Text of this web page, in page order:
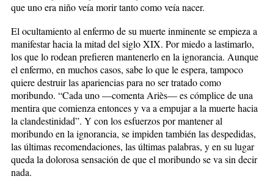
que uno era niño veía morir tanto como veía nacer.
El ocultamiento al enfermo de su muerte inminente se empieza a
manifestar hacia la mitad del siglo XIX. Por miedo a lastimarlo,
los que lo rodean prefieren mantenerlo en la ignorancia. Aunque
el enfermo, en muchos casos, sabe lo que le espera, tampoco
quiere destruir las apariencias para no ser tratado como
moribundo. “Cada uno —comenta Ariès— es cómplice de una
mentira que comienza entonces y va a empujar a la muerte hacia
la clandestinidad”. Y con los esfuerzos por mantener al
moribundo en la ignorancia, se impiden también las despedidas,
las últimas recomendaciones, las últimas palabras, y en su lugar
queda la dolorosa sensación de que el moribundo se va sin decir
nada.